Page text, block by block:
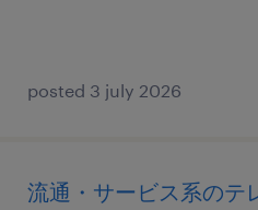
posted 3 july 2026
流通・サービス系のテ